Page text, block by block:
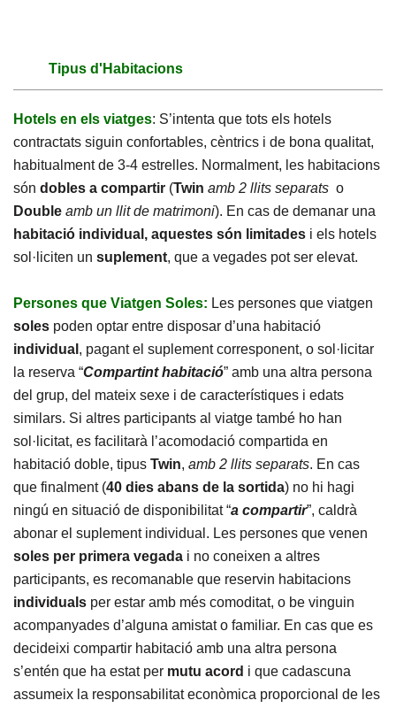
Tipus d'Habitacions
Hotels en els viatges: S’intenta que tots els hotels
contractats siguin confortables, cèntrics i de bona qualitat,
habitualment de 3-4 estrelles. Normalment, les habitacions
són dobles a compartir (Twin amb 2 llits separats o
Double amb un llit de matrimoni). En cas de demanar una
habitació individual, aquestes són limitades i els hotels
sol·liciten un suplement, que a vegades pot ser elevat.
Persones que Viatgen Soles: Les persones que viatgen
soles poden optar entre disposar d’una habitació
individual , pagant el suplement corresponent, o sol·licitar
la reserva “Compartint habitació” amb una altra persona
del grup, del mateix sexe i de característiques i edats
similars. Si altres participants al viatge també ho han
sol·licitat, es facilitarà l’acomodació compartida en
habitació doble, tipus Twin, amb 2 llits separats. En cas
que finalment (40 dies abans de la sortida) no hi hagi
ningú en situació de disponibilitat “a compartir”, caldrà
abonar el suplement individual. Les persones que venen
soles per primera vegada i no coneixen a altres
participants, es recomanable que reservin habitacions
individuals per estar amb més comoditat, o be vinguin
acompanyades d’alguna amistat o familiar. En cas que es
decideixi compartir habitació amb una altra persona
s’entén que ha estat per mutu acord i que cadascuna
assumeix la responsabilitat econòmica proporcional de les